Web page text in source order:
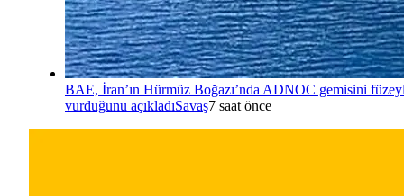
BAE, İran’ın Hürmüz Boğazı’nda ADNOC gemisini
vurduğunu açıkladıSavaş7 saat önce